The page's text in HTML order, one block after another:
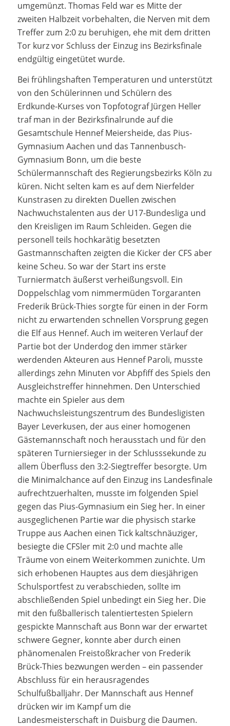
umgemünzt. Thomas Feld war es Mitte der
zweiten Halbzeit vorbehalten, die Nerven mit dem
Treffer zum 2:0 zu beruhigen, ehe mit dem dritten
Tor kurz vor Schluss der Einzug ins Bezirksfinale
endgültig eingetütet wurde.
Bei frühlingshaften Temperaturen und unterstützt
von den Schülerinnen und Schülern des
Erdkunde-Kurses von Topfotograf Jürgen Heller
traf man in der Bezirksfinalrunde auf die
Gesamtschule Hennef Meiersheide, das Pius-
Gymnasium Aachen und das Tannenbusch-
Gymnasium Bonn, um die beste
Schülermannschaft des Regierungsbezirks Köln zu
küren. Nicht selten kam es auf dem Nierfelder
Kunstrasen zu direkten Duellen zwischen
Nachwuchstalenten aus der U17-Bundesliga und
den Kreisligen im Raum Schleiden. Gegen die
personell teils hochkarätig besetzten
Gastmannschaften zeigten die Kicker der CFS aber
keine Scheu. So war der Start ins erste
Turniermatch äußerst verheißungsvoll. Ein
Doppelschlag vom nimmermüden Torgaranten
Frederik Brück-Thies sorgte für einen in der Form
nicht zu erwartenden schnellen Vorsprung gegen
die Elf aus Hennef. Auch im weiteren Verlauf der
Partie bot der Underdog den immer stärker
werdenden Akteuren aus Hennef Paroli, musste
allerdings zehn Minuten vor Abpfiff des Spiels den
Ausgleichstreffer hinnehmen. Den Unterschied
machte ein Spieler aus dem
Nachwuchsleistungszentrum des Bundesligisten
Bayer Leverkusen, der aus einer homogenen
Gästemannschaft noch herausstach und für den
späteren Turniersieger in der Schlusssekunde zu
allem Überfluss den 3:2-Siegtreffer besorgte. Um
die Minimalchance auf den Einzug ins Landesfinale
aufrechtzuerhalten, musste im folgenden Spiel
gegen das Pius-Gymnasium ein Sieg her. In einer
ausgeglichenen Partie war die physisch starke
Truppe aus Aachen einen Tick kaltschnäuziger,
besiegte die CFSler mit 2:0 und machte alle
Träume von einem Weiterkommen zunichte. Um
sich erhobenen Hauptes aus dem diesjährigen
Schulsportfest zu verabschieden, sollte im
abschließenden Spiel unbedingt ein Sieg her. Die
mit den fußballerisch talentiertesten Spielern
gespickte Mannschaft aus Bonn war der erwartet
schwere Gegner, konnte aber durch einen
phänomenalen Freistoßkracher von Frederik
Brück-Thies bezwungen werden – ein passender
Abschluss für ein herausragendes
Schulfußballjahr. Der Mannschaft aus Hennef
drücken wir im Kampf um die
Landesmeisterschaft in Duisburg die Daumen.